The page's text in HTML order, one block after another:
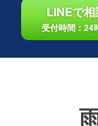
LINEで
受付時間：24